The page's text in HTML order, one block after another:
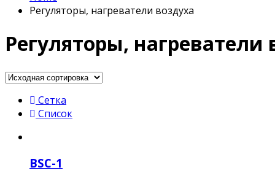
Регуляторы, нагреватели воздуха
Регуляторы, нагреватели
Сетка
Список
BSC-1